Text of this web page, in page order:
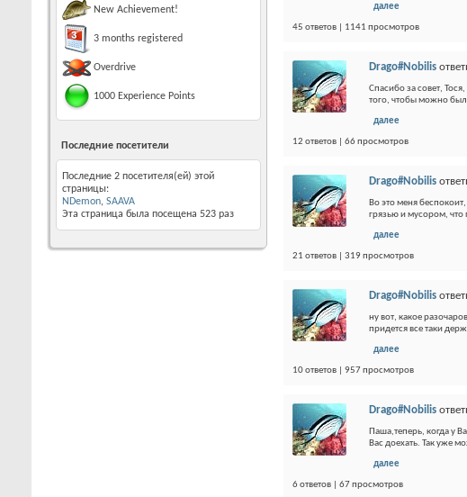
New Achievement!
3 months registered
Overdrive
1000 Experience Points
Последние посетители
Последние 2 посетителя(ей) этой
страницы:
NDemon, SAAVA
Эта страница была посещена 523 раз
далее
45 ответов | 1141 просмотров
Drago#Nobilis
Спасибо за совет,
того, чтобы можно
далее
12 ответов | 66 просмотров
Drago#Nobilis
Во это меня
грязью и мусором, что
далее
21 ответов | 319 просмотров
Drago#Nobilis
ну вот, какое
придется все таки
далее
10 ответов | 957 просмотров
Drago#Nobilis
Паша,теперь, когда у
Вас доехать. Так уже
далее
6 ответов | 67 просмотров